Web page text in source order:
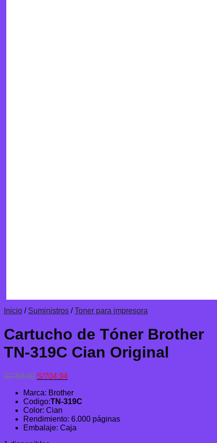
Inicio / Suministros / Toner para impresora
Cartucho de Tóner Brother
TN-319C Cian Original
S/758.00 El
original
era:
S/758.00.
S/704.94El
actual
es:
Marca: Brother
Codigo:TN-319C
Color: Cian
Rendimiento: 6.000 páginas
Embalaje: Caja